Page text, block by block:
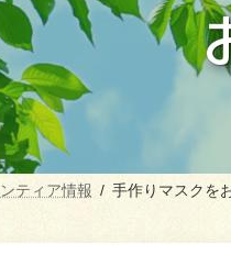
ティア情報 手作りマスクを